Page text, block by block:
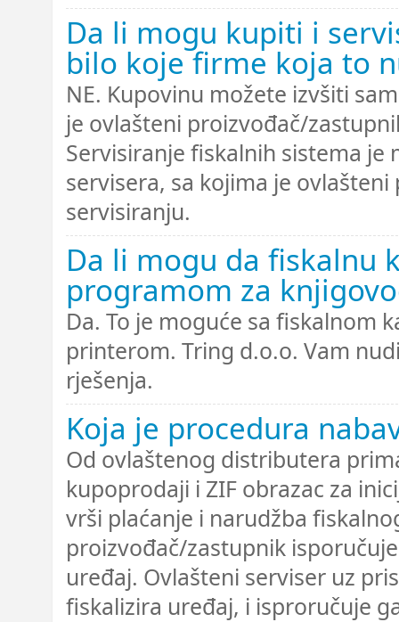
Da li mogu kupiti i
bilo koje firme koja to
NE. Kupovinu možete izvšiti
je ovlašteni proizvođač/
Servisiranje fiskalnih sistema
servisera, sa kojima je
servisiranju.
Da li mogu da fiskalnu
programom za
Da. To je moguće sa fiskalnom
printerom. Tring d.o.o. Vam
rješenja.
Koja je procedura
Od ovlaštenog distributera
kupoprodaji i ZIF obrazac za
vrši plaćanje i narudžba
proizvođač/zastupnik
uređaj. Ovlašteni serviser uz
fiskalizira uređaj, i isproručuje